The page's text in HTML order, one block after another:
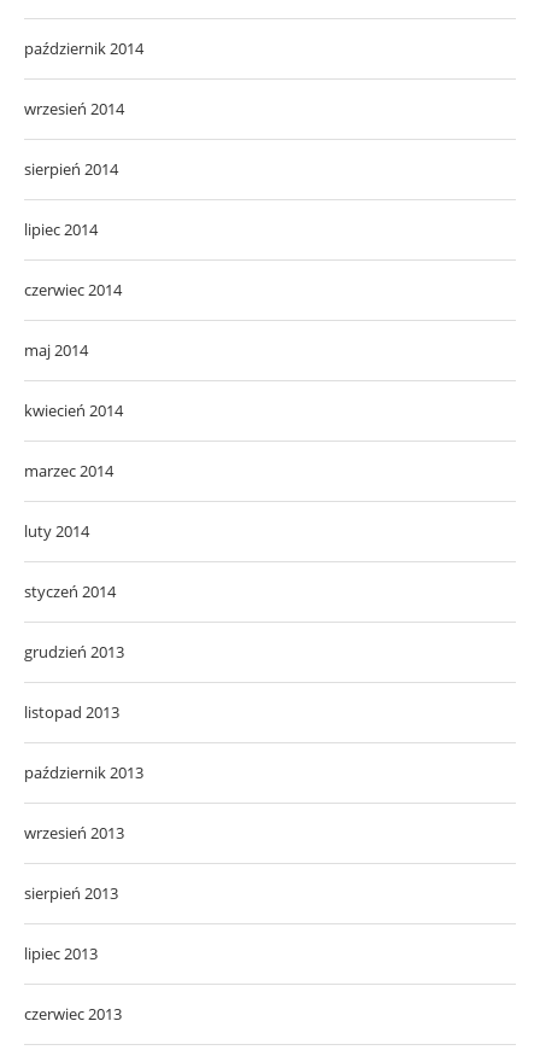
październik 2014
wrzesień 2014
sierpień 2014
lipiec 2014
czerwiec 2014
maj 2014
kwiecień 2014
marzec 2014
luty 2014
styczeń 2014
grudzień 2013
listopad 2013
październik 2013
wrzesień 2013
sierpień 2013
lipiec 2013
czerwiec 2013